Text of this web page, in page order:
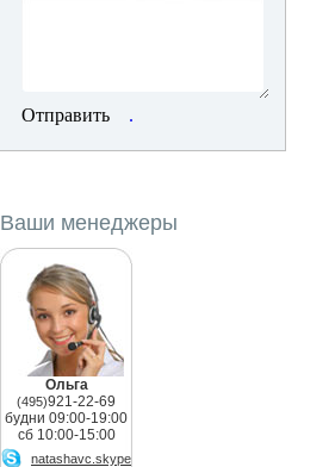
Отправить .
Ваши менеджеры
Ольга
(495)921-22-69
будни 09:00-19:00
сб 10:00-15:00
natashavc.skype